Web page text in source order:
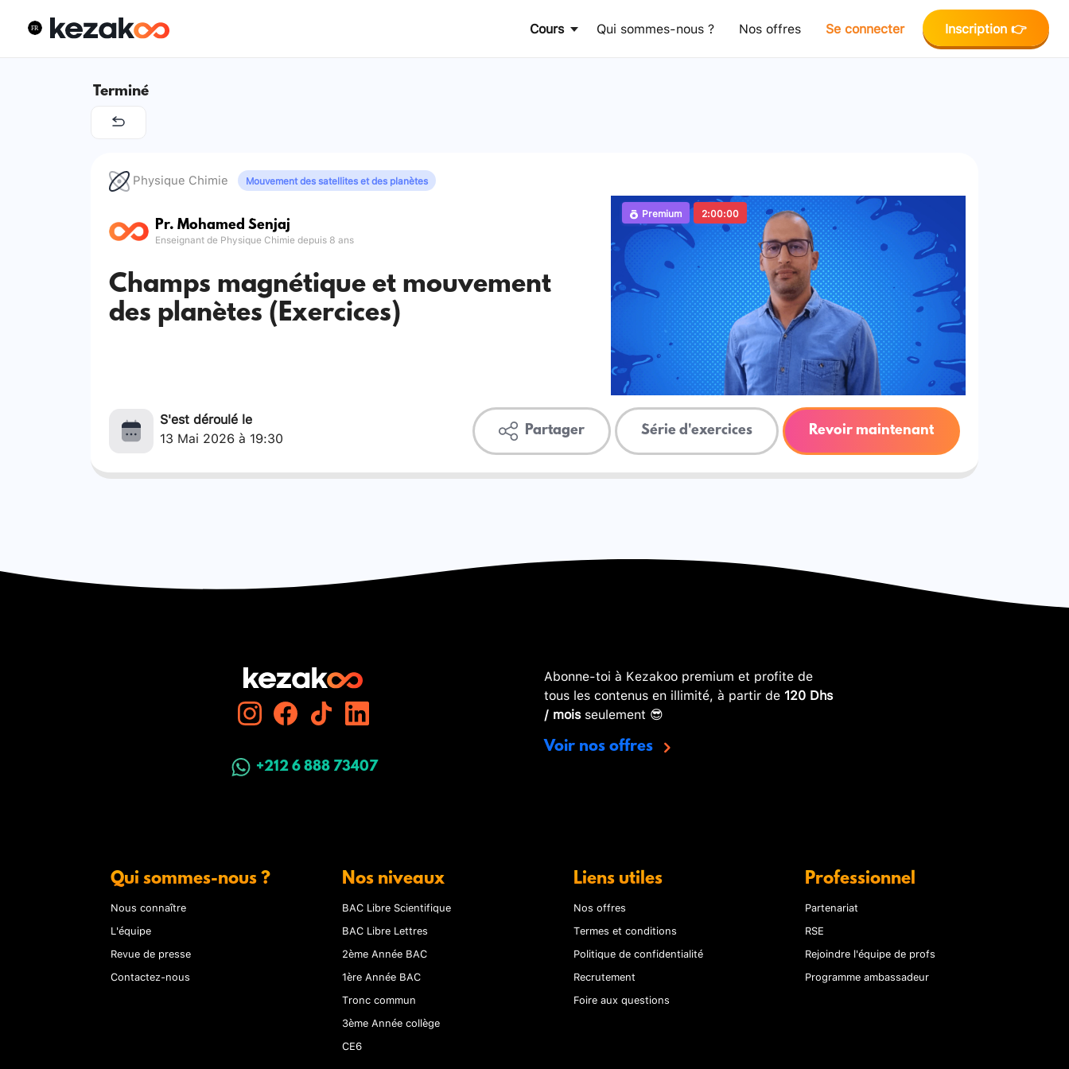
Cours Qui sommes-nous ? Nos offres Se connecter Inscription 👉
Terminé
Physique Chimie Mouvement des satellites et des planètes
Pr. Mohamed Senjaj
Enseignant de Physique Chimie depuis 8 ans
Champs magnétique et mouvement
des planètes (Exercices)
Premium 2:00:00
S'est déroulé le
13 Mai 2026 à 19:30
Partager Série d'exercices Revoir maintenant
+212 6 888 73407
Abonne-toi à Kezakoo premium et profite de
tous les contenus en illimité, à partir de 120 Dhs
/ moisseulement 😎
Voir nos offres
Qui sommes-nous ?
Nous connaître
L'équipe
Revue de presse
Contactez-nous
Nos niveaux
BAC Libre Scientifique
BAC Libre Lettres
2ème Année BAC
1ère Année BAC
Tronc commun
3ème Année collège
CE6
Liens utiles
Nos offres
Termes et conditions
Politique de confidentialité
Recrutement
Foire aux questions
Professionnel
Partenariat
RSE
Rejoindre l'équipe de profs
Programme ambassadeur